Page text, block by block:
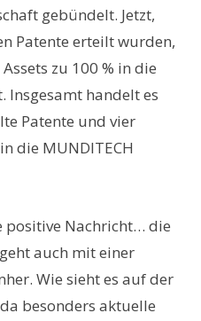
gebündelt. Jetzt,
Patente erteilt wurden,
zu 100 % in die
Insgesamt handelt es
Patente und vier
die MUNDITECH
positive Nachricht… die
auch mit einer
Wie sieht es auf der
besonders aktuelle